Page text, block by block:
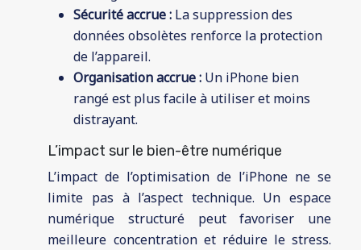
Sécurité accrue : La suppression des
données obsolètes renforce la protection
de l’appareil.
Organisation accrue : Un iPhone bien
rangé est plus facile à utiliser et moins
distrayant.
L’impact sur le bien-être numérique
L’impact de l’optimisation de l’iPhone ne se
limite pas à l’aspect technique. Un espace
numérique structuré peut favoriser une
meilleure concentration et réduire le stress.